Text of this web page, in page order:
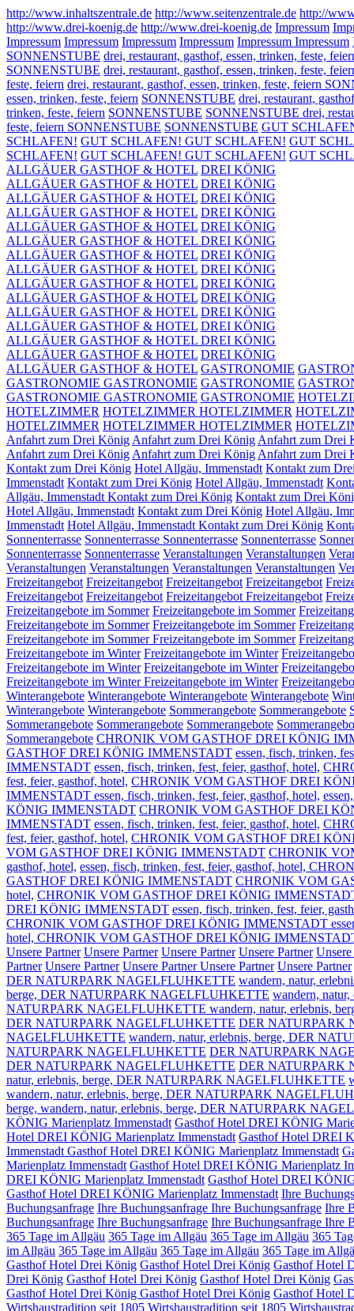
http://www.inhaltszentrale.de http://www.seitenzentrale.de http://
http://www.drei-koenig.de http://www.drei-koenig.de Impressum
Impressum Impressum Impressum Impressum Impressum Impressum
SONNENSTUBE drei, restaurant, gasthof, essen, trinken, feste,
SONNENSTUBE drei, restaurant, gasthof, essen, trinken, feste,
feste, feiern drei, restaurant, gasthof, essen, trinken, feste, feiern
essen, trinken, feste, feiern SONNENSTUBE drei, restaurant,
trinken, feste, feiern SONNENSTUBE SONNENSTUBE drei,
feste, feiern SONNENSTUBE SONNENSTUBE GUT
SCHLAFEN! GUT SCHLAFEN! GUT SCHLAFEN! GUT
SCHLAFEN! GUT SCHLAFEN! GUT SCHLAFEN! GUT
ALLGÄUER GASTHOF & HOTEL DREI KÖNIG
ALLGÄUER GASTHOF & HOTEL DREI KÖNIG
ALLGÄUER GASTHOF & HOTEL DREI KÖNIG
ALLGÄUER GASTHOF & HOTEL DREI KÖNIG
ALLGÄUER GASTHOF & HOTEL DREI KÖNIG
ALLGÄUER GASTHOF & HOTEL DREI KÖNIG
ALLGÄUER GASTHOF & HOTEL DREI KÖNIG
ALLGÄUER GASTHOF & HOTEL DREI KÖNIG
ALLGÄUER GASTHOF & HOTEL DREI KÖNIG
ALLGÄUER GASTHOF & HOTEL DREI KÖNIG
ALLGÄUER GASTHOF & HOTEL DREI KÖNIG
ALLGÄUER GASTHOF & HOTEL DREI KÖNIG
ALLGÄUER GASTHOF & HOTEL DREI KÖNIG
ALLGÄUER GASTHOF & HOTEL DREI KÖNIG
ALLGÄUER GASTHOF & HOTEL GASTRONOMIE
GASTRONOMIE GASTRONOMIE GASTRONOMIE
GASTRONOMIE GASTRONOMIE GASTRONOMIE
HOTELZIMMER HOTELZIMMER HOTELZIMMER
HOTELZIMMER HOTELZIMMER HOTELZIMMER
Anfahrt zum Drei König Anfahrt zum Drei König Anfahrt zum Drei
Anfahrt zum Drei König Anfahrt zum Drei König Anfahrt zum Drei
Kontakt zum Drei König Hotel Allgäu, Immenstadt Kontakt zum
Immenstadt Kontakt zum Drei König Hotel Allgäu, Immenstadt
Allgäu, Immenstadt Kontakt zum Drei König Kontakt zum Drei
Hotel Allgäu, Immenstadt Kontakt zum Drei König Hotel Allgäu,
Immenstadt Hotel Allgäu, Immenstadt Kontakt zum Drei König
Sonnenterrasse Sonnenterrasse Sonnenterrasse Sonnenterrasse
Sonnenterrasse Sonnenterrasse Veranstaltungen Veranstaltungen
Veranstaltungen Veranstaltungen Veranstaltungen Veranstaltungen
Freizeitangebot Freizeitangebot Freizeitangebot Freizeitangebot
Freizeitangebot Freizeitangebot Freizeitangebot Freizeitangebot
Freizeitangebote im Sommer Freizeitangebote im Sommer
Freizeitangebote im Sommer Freizeitangebote im Sommer
Freizeitangebote im SommerFreizeitangebote im Sommer
Freizeitangebote im Winter Freizeitangebote im Winter
Freizeitangebote im Winter Freizeitangebote im Winter
Freizeitangebote im WinterFreizeitangebote im Winter
Winterangebote Winterangebote Winterangebote Winterangebote
Winterangebote Winterangebote Sommerangebote Sommerangebote
Sommerangebote Sommerangebote Sommerangebote
Sommerangebote CHRONIK VOM GASTHOF DREI KÖNIG
GASTHOF DREI KÖNIG IMMENSTADT essen, fisch, trinken,
IMMENSTADT essen, fisch, trinken, fest, feier, gasthof, hotel,
fest, feier, gasthof, hotel, CHRONIK VOM GASTHOF DREI
IMMENSTADT essen, fisch, trinken, fest, feier, gasthof, hotel,
KÖNIG IMMENSTADT CHRONIK VOM GASTHOF DREI
IMMENSTADT essen, fisch, trinken, fest, feier, gasthof, hotel,
fest, feier, gasthof, hotel, CHRONIK VOM GASTHOF DREI
VOM GASTHOF DREI KÖNIG IMMENSTADT CHRONIK
gasthof, hotel, essen, fisch, trinken, fest, feier, gasthof, hotel,
GASTHOF DREI KÖNIG IMMENSTADT CHRONIK VOM
hotel, CHRONIK VOM GASTHOF DREI KÖNIG
DREI KÖNIG IMMENSTADT essen, fisch, trinken, fest, feier,
CHRONIK VOM GASTHOF DREI KÖNIG IMMENSTADT
hotel, CHRONIK VOM GASTHOF DREI KÖNIG
Unsere Partner Unsere Partner Unsere Partner Unsere Partner
Partner Unsere Partner Unsere PartnerUnsere Partner Unsere Partner
DER NATURPARK NAGELFLUHKETTE wandern, natur,
berge, DER NATURPARK NAGELFLUHKETTE wandern,
NATURPARK NAGELFLUHKETTE wandern, natur, erlebnis,
DER NATURPARK NAGELFLUHKETTE DER NATURPARK
NAGELFLUHKETTE wandern, natur, erlebnis, berge, DER
NATURPARK NAGELFLUHKETTE DER NATURPARK
DER NATURPARK NAGELFLUHKETTE DER NATURPARK
natur, erlebnis, berge, DER NATURPARK NAGELFLUHKETTE
wandern, natur, erlebnis, berge, DER NATURPARK
berge, wandern, natur, erlebnis, berge, DER NATURPARK
KÖNIG Marienplatz Immenstadt Gasthof Hotel DREI KÖNIG
Hotel DREI KÖNIG Marienplatz Immenstadt Gasthof Hotel DREI
Immenstadt Gasthof Hotel DREI KÖNIG Marienplatz Immenstadt
Marienplatz Immenstadt Gasthof Hotel DREI KÖNIG Marienplatz
DREI KÖNIG Marienplatz Immenstadt Gasthof Hotel DREI
Gasthof Hotel DREI KÖNIG Marienplatz Immenstadt Ihre
Buchungsanfrage Ihre Buchungsanfrage Ihre Buchungsanfrage Ihre
Buchungsanfrage Ihre Buchungsanfrage Ihre Buchungsanfrage Ihre
365 Tage im Allgäu 365 Tage im Allgäu 365 Tage im Allgäu 365
im Allgäu 365 Tage im Allgäu 365 Tage im Allgäu 365 Tage im
Gasthof Hotel Drei König Gasthof Hotel Drei König Gasthof Hotel
Drei König Gasthof Hotel Drei König Gasthof Hotel Drei König
Gasthof Hotel Drei König Gasthof Hotel Drei König Gasthof Hotel
Wirtshaustradition seit 1805 Wirtshaustradition seit 1805